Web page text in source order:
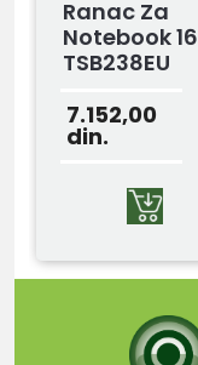
Ranac Za
Notebook
TSB238EU
Sivi
7.152,00
din.